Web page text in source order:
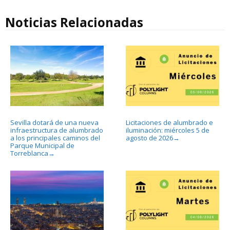
Noticias Relacionadas
Sevilla dotará de una nueva
infraestructura de alumbrado
a los principales caminos del
Parque Municipal de
Torreblanca →
Licitaciones de alumbrado e
iluminación: miércoles 5 de
agosto de 2026→